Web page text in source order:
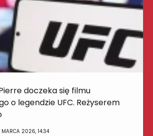
doczeka się filmu
o legendzie UFC. Reżyserem
2026, 14:34